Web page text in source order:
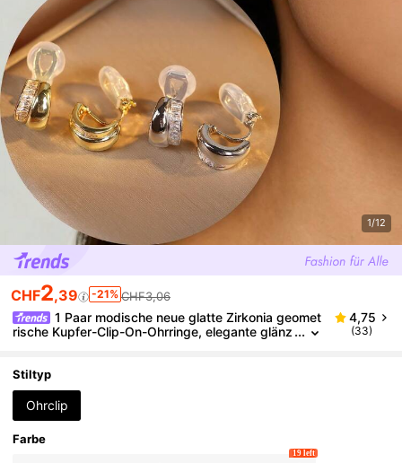
1/12
CHF2,39 -21% CHF3,06
1 Paar modische neue glatte Zirkonia geomet
rische Kupfer-Clip-On-Ohrringe, elegante glänz
4,75
(33)
Stiltyp
Ohrclip
Farbe
19 left